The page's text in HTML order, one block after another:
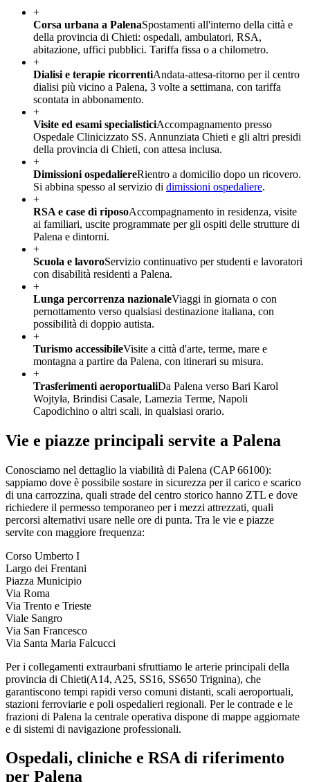
+
Corsa urbana a PalenaSpostamenti all'interno della città e
della provincia di Chieti: ospedali, ambulatori, RSA,
abitazione, uffici pubblici. Tariffa fissa o a chilometro.
+
Dialisi e terapie ricorrentiAndata-attesa-ritorno per il centro
dialisi più vicino a Palena, 3 volte a settimana, con tariffa
scontata in abbonamento.
+
Visite ed esami specialisticiAccompagnamento presso
Ospedale Clinicizzato SS. Annunziata Chieti e gli altri presidi
della provincia di Chieti, con attesa inclusa.
+
Dimissioni ospedaliereRientro a domicilio dopo un ricovero.
Si abbina spesso al servizio di dimissioni ospedaliere.
+
RSA e case di riposoAccompagnamento in residenza, visite
ai familiari, uscite programmate per gli ospiti delle strutture di
Palena e dintorni.
+
Scuola e lavoroServizio continuativo per studenti e lavoratori
con disabilità residenti a Palena.
+
Lunga percorrenza nazionaleViaggi in giornata o con
pernottamento verso qualsiasi destinazione italiana, con
possibilità di doppio autista.
+
Turismo accessibileVisite a città d'arte, terme, mare e
montagna a partire da Palena, con itinerari su misura.
+
Trasferimenti aeroportualiDa Palena verso Bari Karol
Wojtyła, Brindisi Casale, Lamezia Terme, Napoli
Capodichino o altri scali, in qualsiasi orario.
Vie e piazze principali servite a Palena
Conosciamo nel dettaglio la viabilità di Palena (CAP66100):
sappiamo dove è possibile sostare in sicurezza per il carico e scarico
di una carrozzina, quali strade del centro storico hanno ZTL e dove
richiedere il permesso temporaneo per i mezzi attrezzati, quali
percorsi alternativi usare nelle ore di punta. Tra le vie e piazze
servite con maggiore frequenza:
Corso Umberto I
Largo dei Frentani
Piazza Municipio
Via Roma
Via Trento e Trieste
Viale Sangro
Via San Francesco
Via Santa Maria Falcucci
Per i collegamenti extraurbani sfruttiamo le arterie principali della
provincia di Chieti(A14, A25, SS16, SS650 Trignina), che
garantiscono tempi rapidi verso comuni distanti, scali aeroportuali,
stazioni ferroviarie e poli ospedalieri regionali. Per le contrade e le
frazioni di Palena la centrale operativa dispone di mappe aggiornate
e di sistemi di navigazione professionali.
Ospedali, cliniche e RSA di riferimento
per Palena